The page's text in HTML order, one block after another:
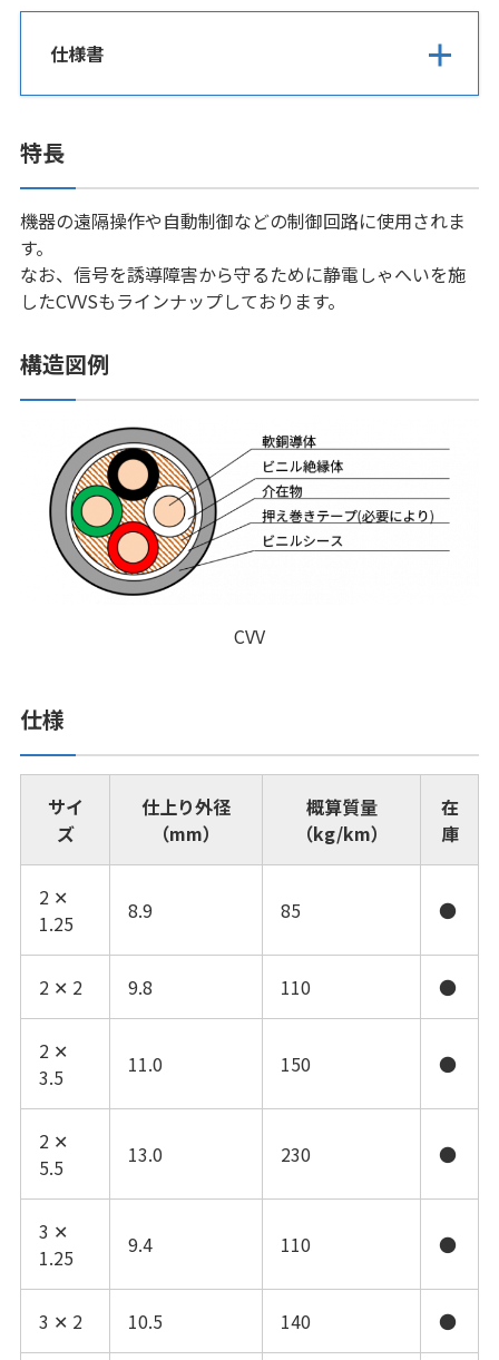
仕様書
特長
機器の遠隔操作や自動制御などの制御回路に使用されま
す。
なお、信号を誘導障害から守るために静電しゃへいを施
したCVVSもラインナップしております。
構造図例
CVV
仕様
サイ
ズ
仕上り外径
（mm）
概算質量
（kg/km）
在
庫
2 ✕
1.25
8.9 85 ●
2 ✕ 2 9.8 110 ●
2 ✕
3.5
11.0 150 ●
2 ✕
5.5
13.0 230 ●
3 ✕
1.25
9.4 110 ●
3 ✕ 2 10.5 140 ●